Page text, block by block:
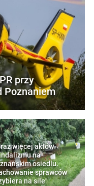
przy
Poznaniem
więcej aktów
na
osiedlu.
sprawców
na sile"